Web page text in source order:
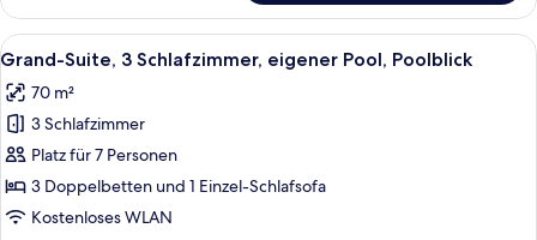
Suite,
3 Schlafzimmer,
eigener
Gartenblick
Alle
Fotos
für
Grand-
Suite,
3 Schlafzimmer,
eigener
Ein Swimmingpool mit Steinmauer
12
Grand-Suite, 3 Schlafzimmer, eigener Pool, Poolblick
70 m²
3 Schlafzimmer
Platz für 7 Personen
3 Doppelbetten und 1 Einzel-Schlafsofa
Kostenloses WLAN